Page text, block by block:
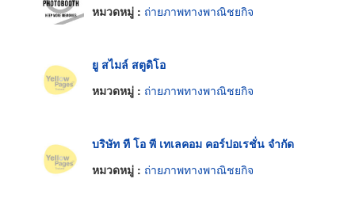
หมวดหมู่ : ถ่ายภาพทางพาณิชยกิจ
ยู สไมล์ สตูดิโอ
หมวดหมู่ : ถ่ายภาพทางพาณิชยกิจ
บริษัท ที โอ พี เทเลคอม คอร์ปอเรชั่น จำกัด
หมวดหมู่ : ถ่ายภาพทางพาณิชยกิจ